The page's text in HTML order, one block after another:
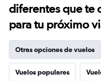
diferentes que te
para tu próximo
Otras opciones de vuelos
Vuelos populares